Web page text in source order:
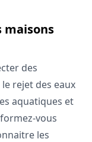
maisons
des
rejet des eaux
aquatiques et
vous
les